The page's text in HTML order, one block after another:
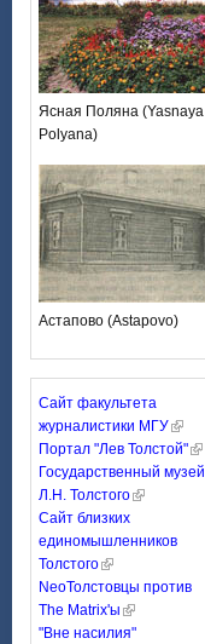
Ясная Поляна (Yasnaya
Polyana)
Астапово (Astapovo)
Сайт факультета
журналистики МГУ
Портал "Лев Толстой"
Государственный музей
Л.Н. Толстого
Сайт близких
единомышленников
Толстого
NeoТолстовцы против
The Matrix'ы
"Вне насилия"